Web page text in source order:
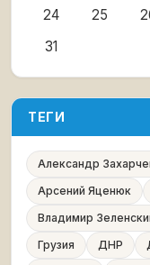
24
25
31
ТЕГИ
Александр
Арсений Яценюк
Владимир
Грузия
ДНР